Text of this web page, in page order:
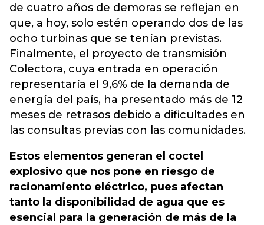
de cuatro años de demoras se reflejan en
que, a hoy, solo estén operando dos de las
ocho turbinas que se tenían previstas.
Finalmente, el proyecto de transmisión
Colectora, cuya entrada en operación
representaría el 9,6% de la demanda de
energía del país, ha presentado más de 12
meses de retrasos debido a dificultades en
las consultas previas con las comunidades.
Estos elementos generan el coctel
explosivo que nos pone en riesgo de
racionamiento eléctrico, pues afectan
tanto la disponibilidad de agua que es
esencial para la generación de más de la